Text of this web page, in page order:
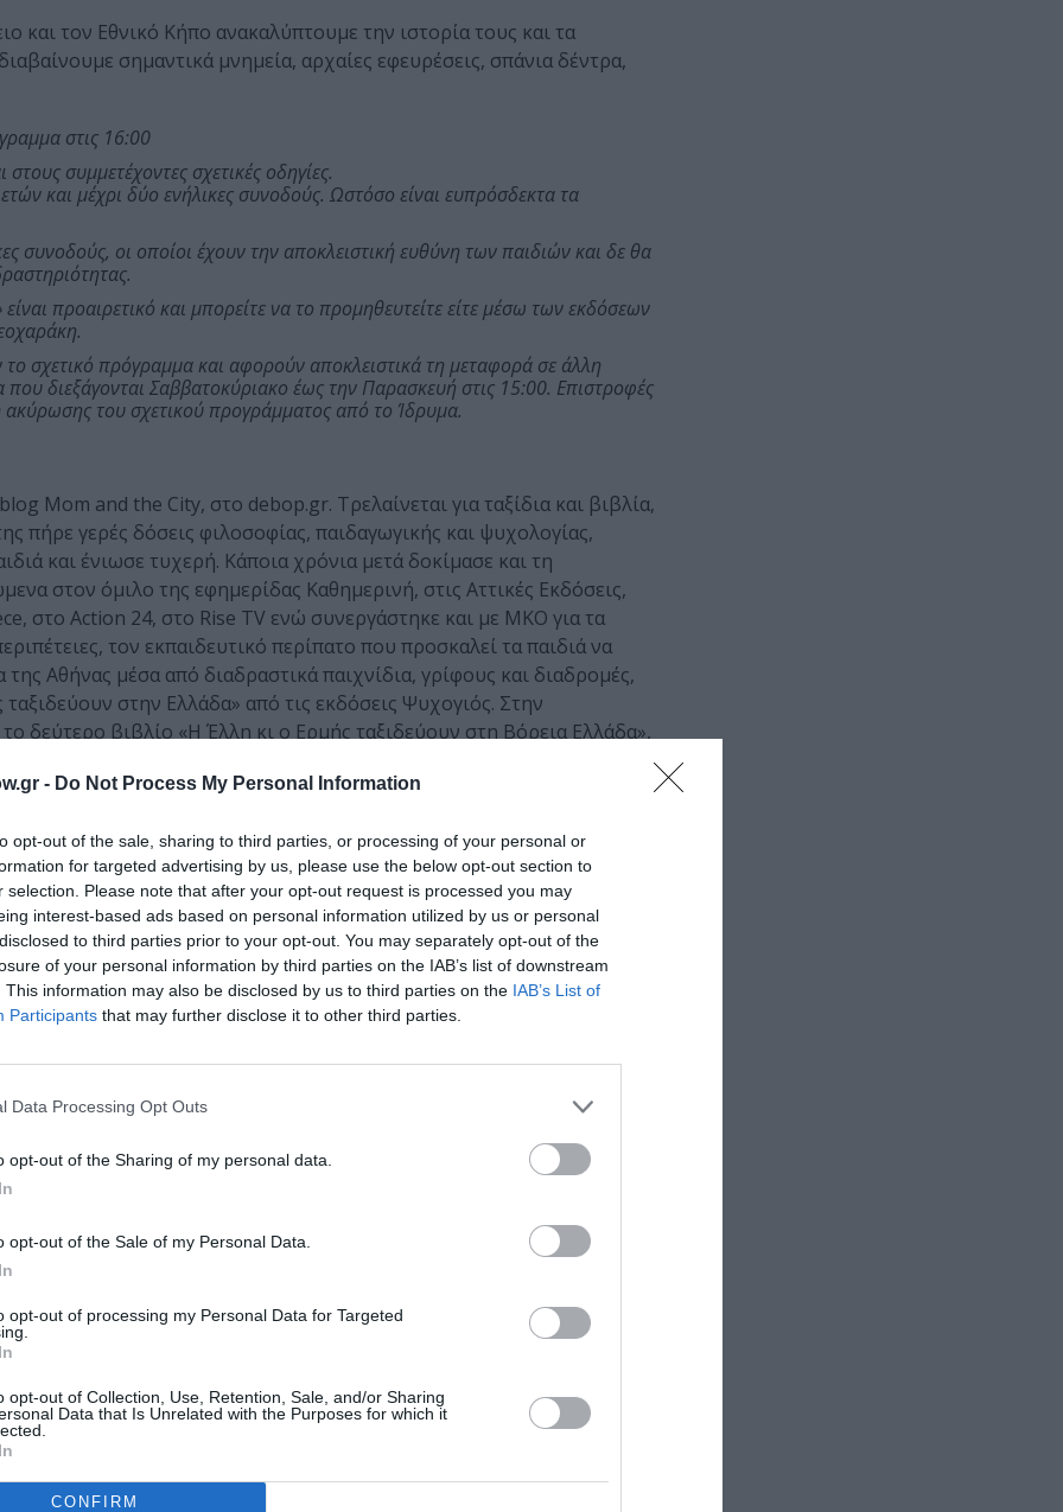
- Do Not Process My Personal Information
opt-out of the sale, sharing to third parties, or processing of your personal or
for targeted advertising by us, please use the below opt-out section to
selection. Please note that after your opt-out request is processed you may
interest-based ads based on personal information utilized by us or personal
to third parties prior to your opt-out. You may separately opt-out of the
of your personal information by third parties on the IAB’s list of downstream
This information may also be disclosed by us to third parties on the IAB’s List of
Participants that may further disclose it to other third parties.
Data Processing Opt Outs
opt-out of the Sharing of my personal data.
opt-out of the Sale of my Personal Data.
opt-out of processing my Personal Data for Targeted
opt-out of Collection, Use, Retention, Sale, and/or Sharing
Data that Is Unrelated with the Purposes for which it
CONFIRM
και τον Εθνικό Κήπο ανακαλύπτουμε την ιστορία τους και τα
σημαντικά μνημεία, αρχαίες εφευρέσεις, σπάνια δέντρα,
στις 16:00
συμμετέχοντες σχετικές οδηγίες.
και μέχρι δύο ενήλικες συνοδούς. Ωστόσο είναι ευπρόσδεκτα τα
συνοδούς, οι οποίοι έχουν την αποκλειστική ευθύνη των παιδιών και δε θα
προαιρετικό και μπορείτε να το προμηθευτείτε είτε μέσω των εκδόσεων
σχετικό πρόγραμμα και αφορούν αποκλειστικά τη μεταφορά σε άλλη
διεξάγονται Σαββατοκύριακο έως την Παρασκευή στις 15:00. Επιστροφές
ακύρωσης του σχετικού προγράμματος από το Ίδρυμα.
Mom and the City, στο debop.gr. Τρελαίνεται για ταξίδια και βιβλία,
πήρε γερές δόσεις φιλοσοφίας, παιδαγωγικής και ψυχολογίας,
και ένιωσε τυχερή. Κάποια χρόνια μετά δοκίμασε και τη
στον όμιλο της εφημερίδας Καθημερινή, στις Αττικές Εκδόσεις,
στο Action 24, στο Rise TV ενώ συνεργάστηκε και με ΜΚΟ για τα
τον εκπαιδευτικό περίπατο που προσκαλεί τα παιδιά να
Αθήνας μέσα από διαδραστικά παιχνίδια, γρίφους και διαδρομές,
στην Ελλάδα» από τις εκδόσεις Ψυχογιός. Στην
το δεύτερο βιβλίο «Η Έλλη κι ο Ερμής ταξιδεύουν στη Βόρεια Ελλάδα»,
θησαυρούς της Μακεδονίας και της Θράκης. Τα βιωματικά
σχολεία σε ολόκληρη τη χώρα!
Τοποθεσία:
Σημείο συνάντησης: Καλλιμάρμαρο Παναθηναϊκό Στάδιο, Λεωφ.
Βασιλέως Κων/νου (μπροστά από τις σημαίες στον προαύλιο
χώρο)
Ίδρυμα Εικαστικών Τεχνών & Μουσικής Β & Μ Θεοχαράκη
έως και 2 ενήλικες συνοδούς) | Επιπλέον συμμετοχή παιδιού: 10€
πρώτοι όλες τις ειδήσεις
στο